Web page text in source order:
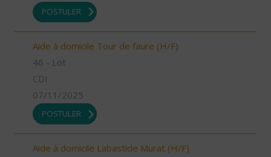
POSTULER
Aide à domicile Tour de faure (H/F)
46 - Lot
CDI
07/11/2025
POSTULER
Aide à domicile Labastide Murat (H/F)